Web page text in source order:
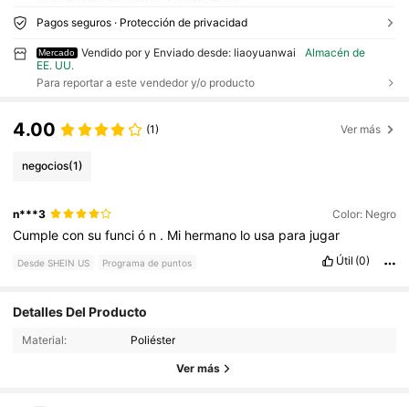
Pagos seguros · Protección de privacidad
Mercado Vendido por y Enviado desde: liaoyuanwai
Almacén de
EE. UU.
Para reportar a este vendedor y/o producto
4.00 (1) Ver más
negocios(1)
n***3 Color: Negro
Cumpleconsufunció n . Mi hermano lo usa para jugar
Desde SHEIN US Programa de puntos Útil (0)
Detalles Del Producto
Material: Poliéster
Ver más